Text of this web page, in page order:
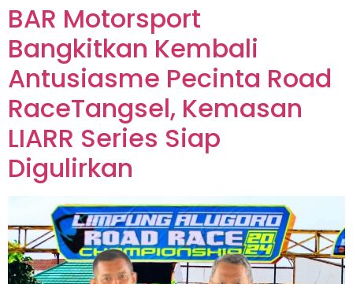
BAR Motorsport
Bangkitkan Kembali
Antusiasme Pecinta Road
RaceTangsel, Kemasan
LIARR Series Siap
Digulirkan